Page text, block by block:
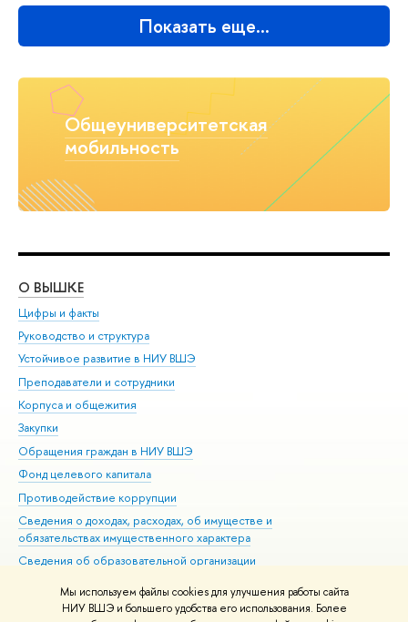
Мы используем файлы cookies для улучшения работы сайта
НИУ ВШЭ и большего удобства его использования. Более
Общеуниверситетская
мобильность
Показать еще…
О ВЫШКЕ
Цифры и факты
Руководство и структура
Устойчивое развитие в НИУ ВШЭ
Преподаватели и сотрудники
Корпуса и общежития
Закупки
Обращения граждан в НИУ ВШЭ
Фонд целевого капитала
Противодействие коррупции
Сведения о доходах, расходах, об имуществе и
обязательствах имущественного характера
Сведения об образовательной организации
Людям с ограниченными возможностями здоровья
Единая платежная страница